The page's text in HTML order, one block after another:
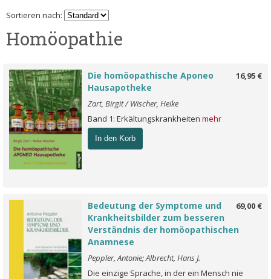
Sortieren nach:
Homöopathie
16,95 €
Die homöopathische Aponeo
Hausapotheke
Zart, Birgit / Wischer, Heike
Band 1: Erkältungskrankheiten mehr
In den Korb
69,00 €
Bedeutung der Symptome und
Krankheitsbilder zum besseren
Verständnis der homöopathischen
Anamnese
Peppler, Antonie; Albrecht, Hans J.
Die einzige Sprache, in der ein Mensch nie